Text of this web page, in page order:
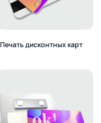
Печать дисконтных карт